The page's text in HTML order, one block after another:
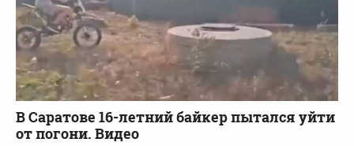
В Саратове 16-летний байкер пытался уйти
от погони. Видео